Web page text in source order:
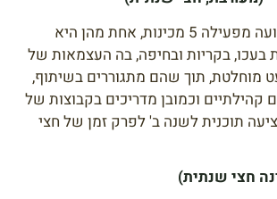
תנועת אחריי הידועה מפעילה 5 מכינות, אחת מהן היא
בעכו, בקריות ובחיפה, בה העצמאות של
מוחלטת, תוך שהם מתגוררים בשיתוף,
קהילתיים וכמובן מדריכים בקבוצות של
תוכנית לשנה ב' לפרק זמן של חצי
חצי שנתית)